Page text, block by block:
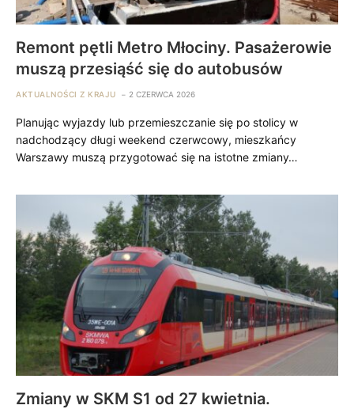
Remont pętli Metro Młociny. Pasażerowie
muszą przesiąść się do autobusów
AKTUALNOŚCI Z KRAJU 2 CZERWCA 2026
Planując wyjazdy lub przemieszczanie się po stolicy w
nadchodzący długi weekend czerwcowy, mieszkańcy
Warszawy muszą przygotować się na istotne zmiany…
Zmiany w SKM S1 od 27 kwietnia.